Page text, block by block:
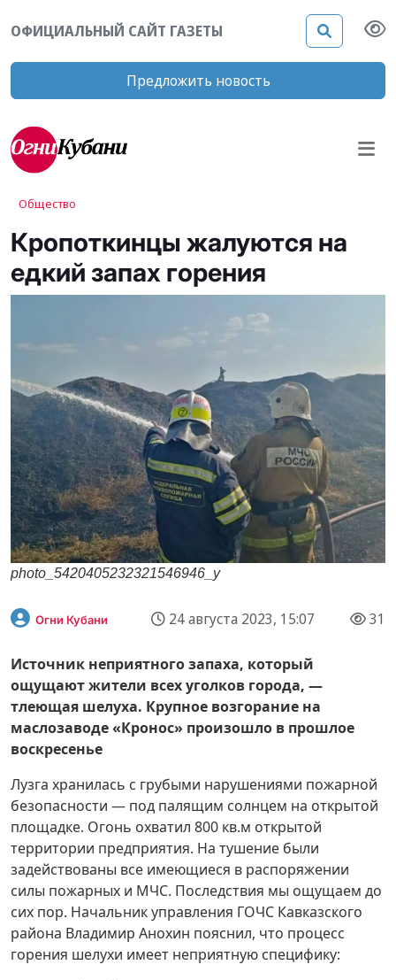
ОФИЦИАЛЬНЫЙ САЙТ ГАЗЕТЫ
Предложить новость
Общество
Кропоткинцы жалуются на
едкий запах горения
photo_5420405232321546946_y
Огни Кубани 24 августа 2023, 15:07 31
Источник неприятного запаха, который
ощущают жители всех уголков города, —
тлеющая шелуха. Крупное возгорание на
маслозаводе «Кронос» произошло в прошлое
воскресенье
Лузга хранилась с грубыми нарушениями пожарной
безопасности — под палящим солнцем на открытой
площадке. Огонь охватил 800 кв.м открытой
территории предприятия. На тушение были
задействованы все имеющиеся в распоряжении
силы пожарных и МЧС. Последствия мы ощущаем до
сих пор. Начальник управления ГОЧС Кавказского
района Владимир Анохин пояснил, что процесс
горения шелухи имеет неприятную специфику: